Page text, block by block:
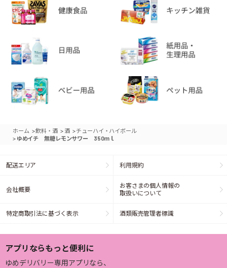
ホーム >飲料・酒 > 酒 >チューハイ・ハイボール
> ゆめイチ 無糖レモンサワー 350ｍｌ
配送エリア 利用規約
会社概要
お客さまの個人情報の
取扱いについて
特定商取引法に基づく表示 酒類販売管理者標識
アプリならもっと便利に
ゆめデリバリー専用アプリなら、